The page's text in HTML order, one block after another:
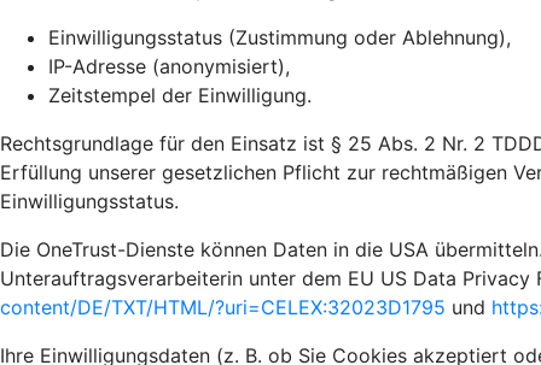
Einwilligungsstatus (Zustimmung oder Ablehnung),
IP-Adresse (anonymisiert),
Zeitstempel der Einwilligung.
Rechtsgrundlage für den Einsatz ist § 25 Abs. 2 Nr. 2
Erfüllung unserer gesetzlichen Pflicht zur rechtmäßigen
Einwilligungsstatus.
Die OneTrust-Dienste können Daten in die USA
Unterauftragsverarbeiterin unter dem EU US Data
content/DE/TXT/HTML/?uri=CELEX:32023D1795 und
Ihre Einwilligungsdaten (z. B. ob Sie Cookies akzeptiert